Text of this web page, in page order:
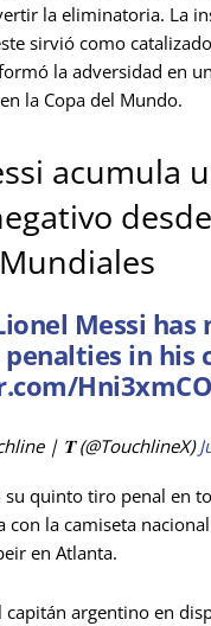
la eliminatoria. La
sirvió como
la adversidad en
la Copa del Mundo.
acumula
Messi has
penalties in his
| 𝐓 (@TouchlineX)
su quinto tiro penal en
con la camiseta
en Atlanta.
capitán argentino en